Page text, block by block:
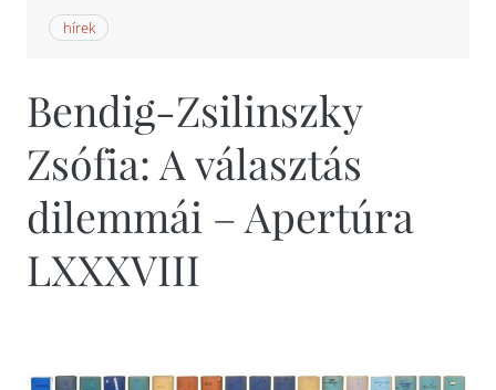
hírek
Bendig-Zsilinszky
Zsófia: A választás
dilemmái – Apertúra
LXXXVIII